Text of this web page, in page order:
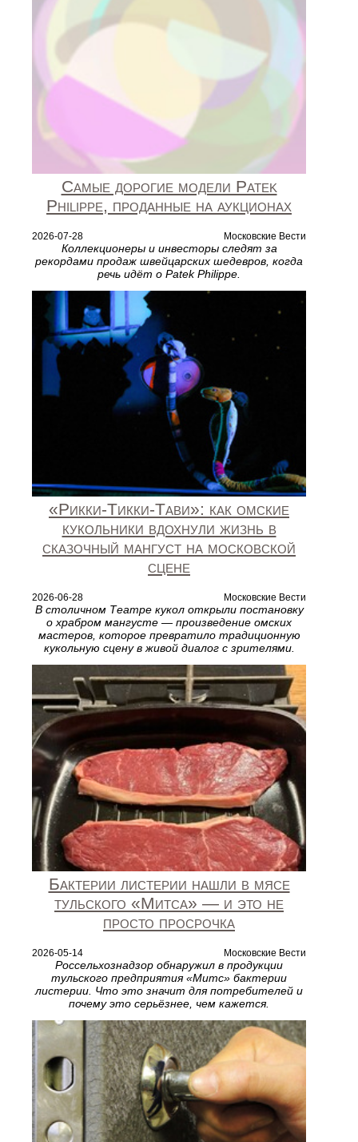
Самые дорогие модели Patek
Philippe, проданные на аукционах
2026-07-28 Московские Вести
Коллекционеры и инвесторы следят за
рекордами продаж швейцарских шедевров, когда
речь идёт о Patek Philippe.
«Рикки‑Тикки‑Тави»: как омские
кукольники вдохнули жизнь в
сказочный мангуст на московской
сцене
2026-06-28 Московские Вести
В столичном Театре кукол открыли постановку
о храбром мангусте — произведение омских
мастеров, которое превратило традиционную
кукольную сцену в живой диалог с зрителями.
Бактерии листерии нашли в мясе
тульского «Митса» — и это не
просто просрочка
2026-05-14 Московские Вести
Россельхознадзор обнаружил в продукции
тульского предприятия «Митс» бактерии
листерии. Что это значит для потребителей и
почему это серьёзнее, чем кажется.